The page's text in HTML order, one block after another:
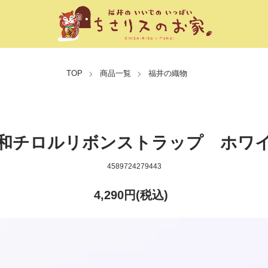
TOP 商品一覧 福井の織物
チロルリボンストラップ ホワ
4589724279443
4,290円(税込)